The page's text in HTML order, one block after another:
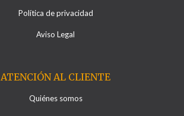
Política de privacidad
Aviso Legal
ATENCIÓN AL CLIENTE
Quiénes somos